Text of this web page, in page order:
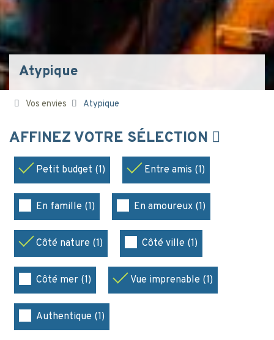
Atypique
Vos envies Atypique
AFFINEZ VOTRE SÉLECTION
Petit budget (1) Entre amis (1)
En famille (1) En amoureux (1)
Côté nature (1) Côté ville (1)
Côté mer (1) Vue imprenable (1)
Authentique (1)